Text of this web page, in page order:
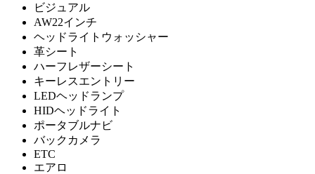
ビジュアル
AW22インチ
ヘッドライトウォッシャー
革シート
ハーフレザーシート
キーレスエントリー
LEDヘッドランプ
HIDヘッドライト
ポータブルナビ
バックカメラ
ETC
エアロ